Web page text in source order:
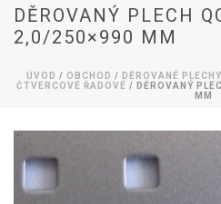
DĚROVANÝ PLECH
2,0/250×990 MM
ÚVOD / OBCHOD / DĚROVANÉ PLECHY
ČTVERCOVÉ ŘADOVÉ / DĚROVANÝ
MM